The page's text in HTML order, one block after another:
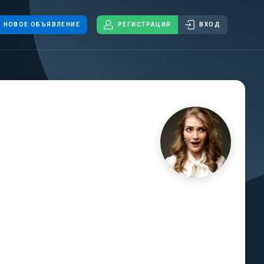
НОВОЕ ОБЪЯВЛЕНИЕ РЕГИСТРАЦИЯ ВХОД